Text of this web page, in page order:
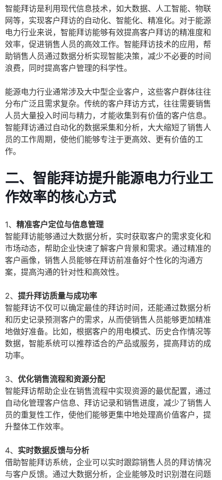
智能拜访是利用现代信息技术，如大数据、人工智能、物联
网等，实现客户拜访的自动化、智能化、精准化。对于能源
电力行业来说，智能拜访能够有效提高客户拜访的精准度和
效率，促进销售人员的高效工作。智能拜访技术的应用，帮
助销售人员通过数据分析实现智能决策，减少不必要的时间
浪费，同时提高客户管理的科学性。
能源电力行业通常涉及大中型企业客户，这些客户群体往往
分布广泛且需求复杂。传统的客户拜访方式，往往需要销售
人员大量投入时间与精力，才能收集到有价值的客户信息。
智能拜访通过自动化的数据采集和分析，大大缩短了销售人
员的工作周期，使他们能够专注于更高效、更有价值的工
作。
二、智能拜访提升能源电力行业工
作效率的核心方式
1、 精准客户定位与信息管理
智能拜访能够通过大数据分析，实时获取客户的需求变化和
市场动态，帮助企业快速了解客户背景和需求。通过精准的
客户画像，销售人员能够在拜访前准备好个性化的沟通方
案，提高沟通的针对性和高效性。
2、 提升拜访质量与成功率
智能拜访不仅可以确定最佳的拜访时间，还能通过数据分析
和历史记录预测客户的需求，从而使销售人员能够更加精准
地做好准备。比如，根据客户的用电模式、历史合作情况等
数据，智能系统可以推荐适合的产品或服务，提高拜访的成
功率。
3、 优化销售流程和资源分配
智能拜访帮助企业在销售流程中实现资源的最优配置，通过
自动化管理客户信息、拜访记录和销售进度，减少了销售人
员的重复性工作，使他们能够更集中地处理高价值客户，提
升整体工作效率。
4、 实时数据反馈与分析
借助智能拜访系统，企业可以实时跟踪销售人员的拜访情况
与客户反馈。通过大数据分析，企业能够及时识别潜在问题